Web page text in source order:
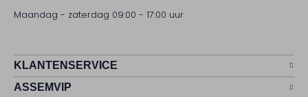
Maandag - zaterdag 09:00 - 17:00 uur
KLANTENSERVICE
ASSEMVIP